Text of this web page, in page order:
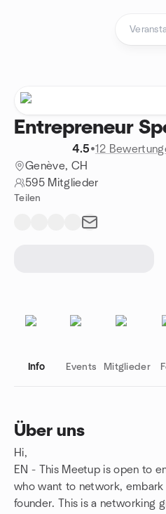
Entrepreneur
4.5•12
Genève, CH
595 Mitglieder
Teilen
Info Events Mitglieder
Über uns
Hi,
EN - This Meetup is open to
who want to network,
founder. This is a networking
Gruppenlinks